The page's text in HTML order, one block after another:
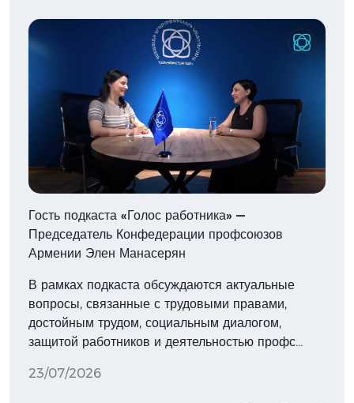
Гость подкаста «Голос работника» —
Председатель Конфедерации профсоюзов
Армении Элен Манасерян
В рамках подкаста обсуждаются актуальные
вопросы, связанные с трудовыми правами,
достойным трудом, социальным диалогом,
защитой работников и деятельностью профс…
23/07/2026